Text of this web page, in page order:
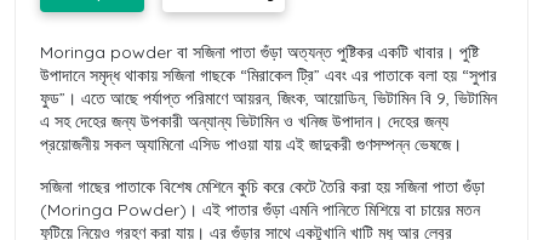
Moringa powder বা সজিনা পাতা গুঁড়া অত্যন্ত পুষ্টিকর একটি খাবার। পুষ্টি
উপাদানে সমৃদ্ধ থাকায় সজিনা গাছকে “মিরাকেল ট্রি” এবং এর পাতাকে বলা হয় “সুপার
ফুড”। এতে আছে পর্যাপ্ত পরিমাণে আয়রন, জিংক, আয়োডিন, ভিটামিন বি 9, ভিটামিন
এ সহ দেহের জন্য উপকারী অন্যান্য ভিটামিন ও খনিজ উপাদান। দেহের জন্য
প্রয়োজনীয় সকল অ্যামিনো এসিড পাওয়া যায় এই জাদুকরী গুণসম্পন্ন ভেষজে।
সজিনা গাছের পাতাকে বিশেষ মেশিনে কুচি করে কেটে তৈরি করা হয় সজিনা পাতা গুঁড়া
(Moringa Powder)। এই পাতার গুঁড়া এমনি পানিতে মিশিয়ে বা চায়ের মতন
ফুটিয়ে নিয়েও গ্রহণ করা যায়। এর গুঁড়ার সাথে একটুখানি খাটি মধু আর লেবুর